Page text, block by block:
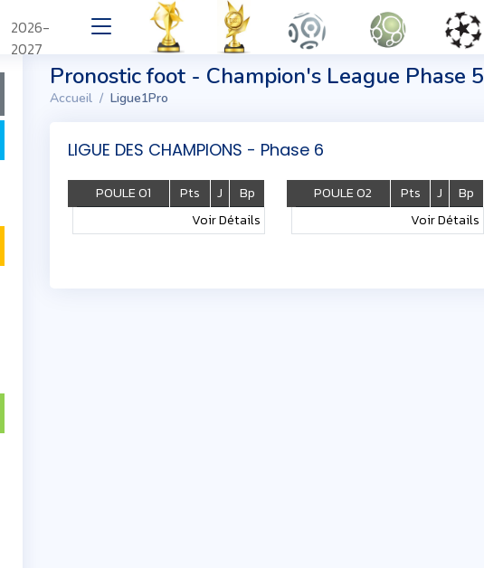
Pronostic foot - Champion's League Phase 5
Accueil Ligue1Pro
2026-
2027
LIGUE DES CHAMPIONS - Phase 6
POULE 01 Pts J
Bp
Voir Détails
POULE 02 Pts J
Bp
Voir Détails